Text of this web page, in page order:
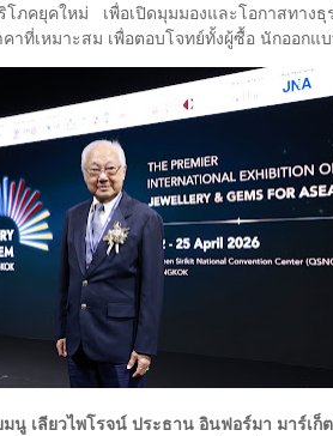
โภคยุคใหม่ เพื่อเปิดมุมมองและโอกาสทา
าที่เหมาะสม เพื่อตอบโจทย์ทั้งผู้ซื้อ นักออกแ
นู เลียวไพโรจน์ ประธาน อินฟอร์มา มาร์เก็